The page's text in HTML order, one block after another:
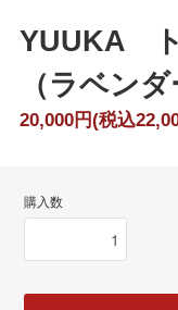
YUUKA
（ラベンダ
20,000円(税込
購入数